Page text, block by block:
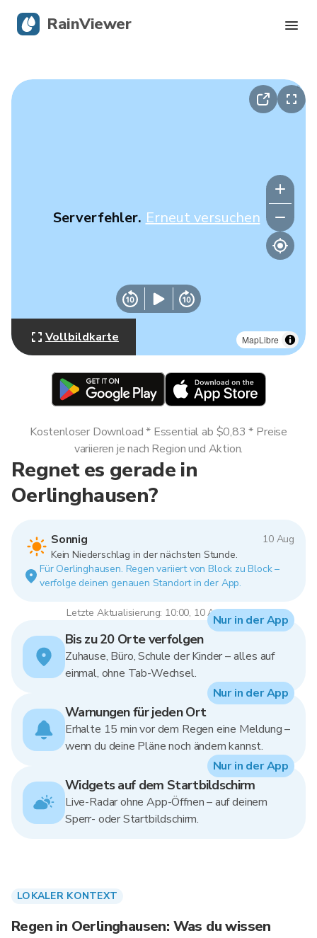
MapLibre
Serverfehler. Erneut versuchen
Vollbildkarte
Regnet es gerade in
Oerlinghausen?
Sonnig
10 Aug
Kein Niederschlag in der nächsten Stunde.
Für Oerlinghausen. Regen variiert von Block zu Block –
verfolge deinen genauen Standort in der App.
Letzte Aktualisierung: 10:00, 10 Aug 2026
Kostenloser Download * Essential ab $0,83 * Preise
variieren je nach Region und Aktion.
Bis zu 20 Orte verfolgen
Zuhause, Büro, Schule der Kinder – alles auf
einmal, ohne Tab-Wechsel.
Nur in der App
Warnungen für jeden Ort
Erhalte 15 min vor dem Regen eine Meldung –
wenn du deine Pläne noch ändern kannst.
Nur in der App
Widgets auf dem Startbildschirm
Live-Radar ohne App-Öffnen – auf deinem
Sperr- oder Startbildschirm.
Nur in der App
LOKALER KONTEXT
Regen in Oerlinghausen: Was du wissen
RainViewer